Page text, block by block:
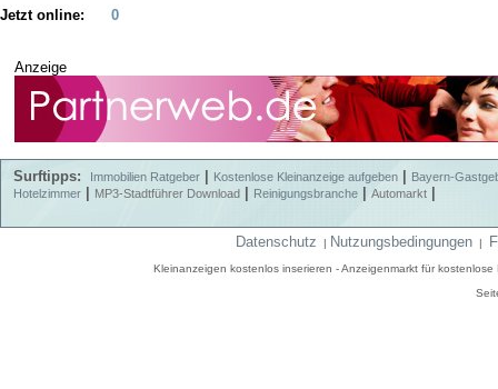
Jetzt online:
0
Anzeige
Surftipps: Immobilien Ratgeber Kostenlose Kleinanzeige aufgeben
Bayern-
Hotelzimmer
MP3-Stadtführer Download Reinigungsbranche Automarkt
Datenschutz | Nutzungsbedingungen |
Kleinanzeigen kostenlos inserieren - Anzeigenmarkt für